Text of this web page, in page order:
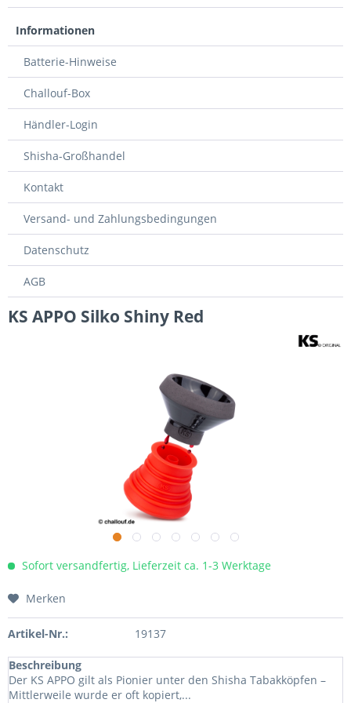
Informationen
Batterie-Hinweise
Challouf-Box
Händler-Login
Shisha-Großhandel
Kontakt
Versand- und Zahlungsbedingungen
Datenschutz
AGB
KS APPO Silko Shiny Red
Sofort versandfertig, Lieferzeit ca. 1-3 Werktage
Merken
Artikel-Nr.: 19137
Beschreibung
Der KS APPO gilt als Pionier unter den Shisha Tabakköpfen –
Mittlerweile wurde er oft kopiert,...